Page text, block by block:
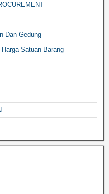
Dan Gedung
Satuan Barang